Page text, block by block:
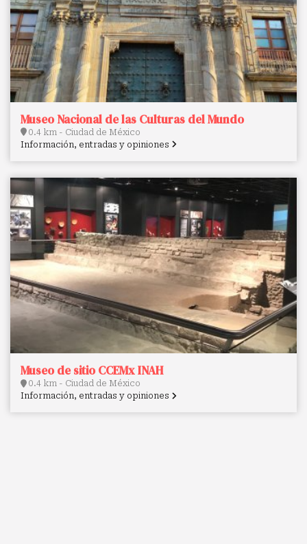
Museo Nacional de las Culturas del Mundo
0.4 km - Ciudad de México
Información, entradas y opiniones
Museo de sitio CCEMx INAH
0.4 km - Ciudad de México
Información, entradas y opiniones